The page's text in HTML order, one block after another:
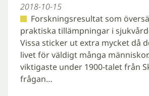
2018-10-15
Forskningsresultat som
praktiska tillämpningar i
Vissa sticker ut extra mycket då
livet för väldigt många
viktigaste under 1900-talet från
frågan…